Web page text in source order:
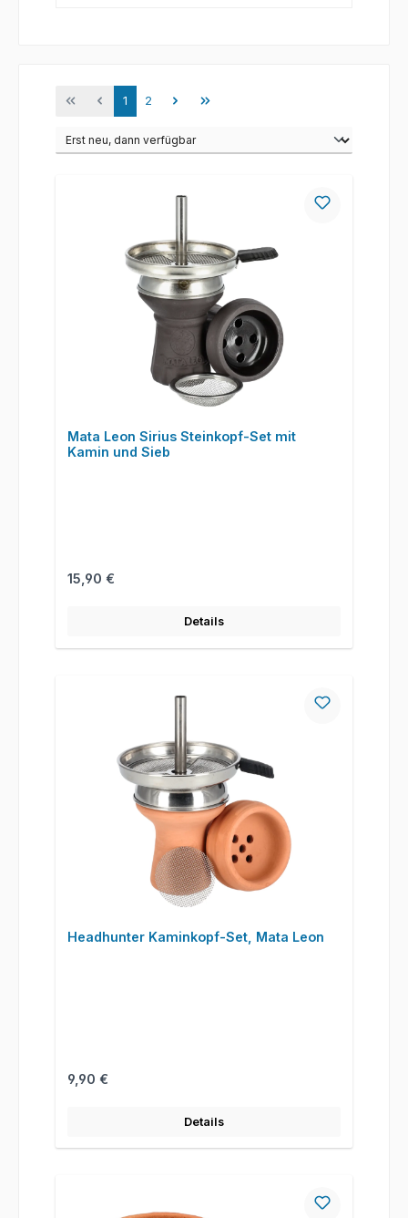
Seite
1 Seite
2
Mata Leon Sirius Steinkopf-Set mit
Kamin und Sieb
Regulärer Preis:
15,90 €
Details
Headhunter Kaminkopf-Set, Mata Leon
Regulärer Preis:
9,90 €
Details